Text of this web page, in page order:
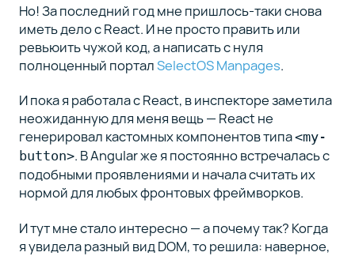
Но! За последний год мне пришлось-таки снова
иметь дело с React. И не просто править или
ревьюить чужой код, а написать с нуля
полноценный порталSelectOS Manpages.
И пока я работала с React, в инспекторе заметила
неожиданную для меня вещь — React не
генерировал кастомных компонентов типа<my-
button>. В Angular же я постоянно встречалась с
подобными проявлениями и начала считать их
нормой для любых фронтовых фреймворков.
И тут мне стало интересно — а почему так? Когда
я увидела разный вид DOM, то решила: наверное,